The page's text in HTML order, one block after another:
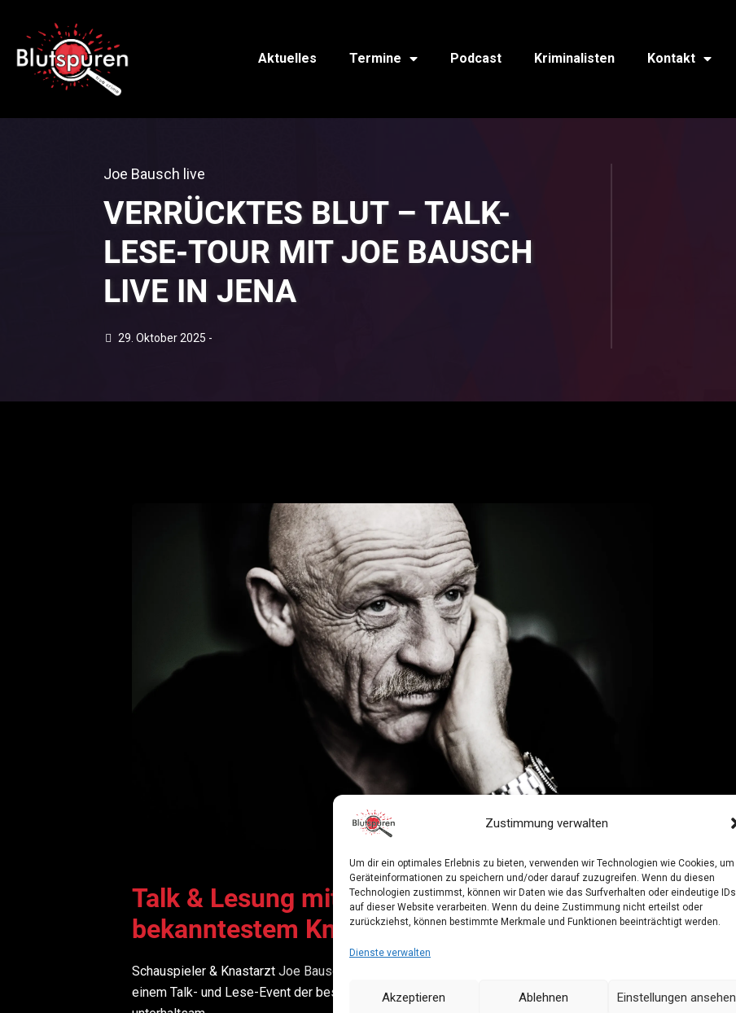
Zustimmung verwalten
Um dir ein optimales Erlebnis zu bieten, verwenden wir Technologien wie Cookies, um
Geräteinformationen zu speichern und/oder darauf zuzugreifen. Wenn du diesen
Technologien zustimmst, können wir Daten wie das Surfverhalten oder eindeutige IDs
auf dieser Website verarbeiten. Wenn du deine Zustimmung nicht erteilst oder
zurückziehst, können bestimmte Merkmale und Funktionen beeinträchtigt werden.
Dienste verwalten
Akzeptieren Ablehnen Einstellungen ansehen
Aktuelles Termine Podcast Kriminalisten Kontakt
Joe Bausch live
VERRÜCKTES BLUT – TALK-
LESE-TOUR MIT JOE BAUSCH
LIVE IN JENA
29. Oktober 2025 -
Talk & Lesung mit Deutschlands
bekanntestem Knastarzt & Schauspieler
Schauspieler & Knastarzt Joe Bausch
einem Talk- und Lese-Event der besonderen Art. Wer ihn kennt, weiß: Es wird kurzweilig und